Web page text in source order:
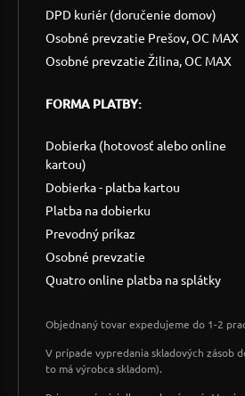
DPD kuriér (doručenie domov)
Osobné prevzatie Prešov, OC MAX
Osobné prevzatie Žilina, OC MAX
FORMA PLATBY:
Dobierka (hotovosť alebo online
kartou)
Dobierka - platba kartou
Platba na dobierku
Prevodný príkaz
Osobné prevzatie
Quatro online platba na splátky
Objednaný tovar expedujeme do 1-2
V prípade vypredania skladových zásob
to má výrobca skladom).